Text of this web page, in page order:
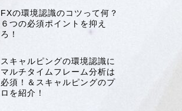
FXの環境認識のコツって何？
６つの必須ポイントを抑え
ろ！
スキャルピングの環境認識に
マルチタイムフレーム分析は
必須！＆スキャルピングのプ
ロを紹介！